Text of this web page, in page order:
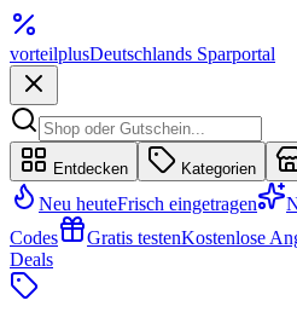
vorteilplusDeutschlands Sparportal
Entdecken Kategorien
Neu heuteFrisch eingetragen
Codes
Gratis testenKostenlose
Deals